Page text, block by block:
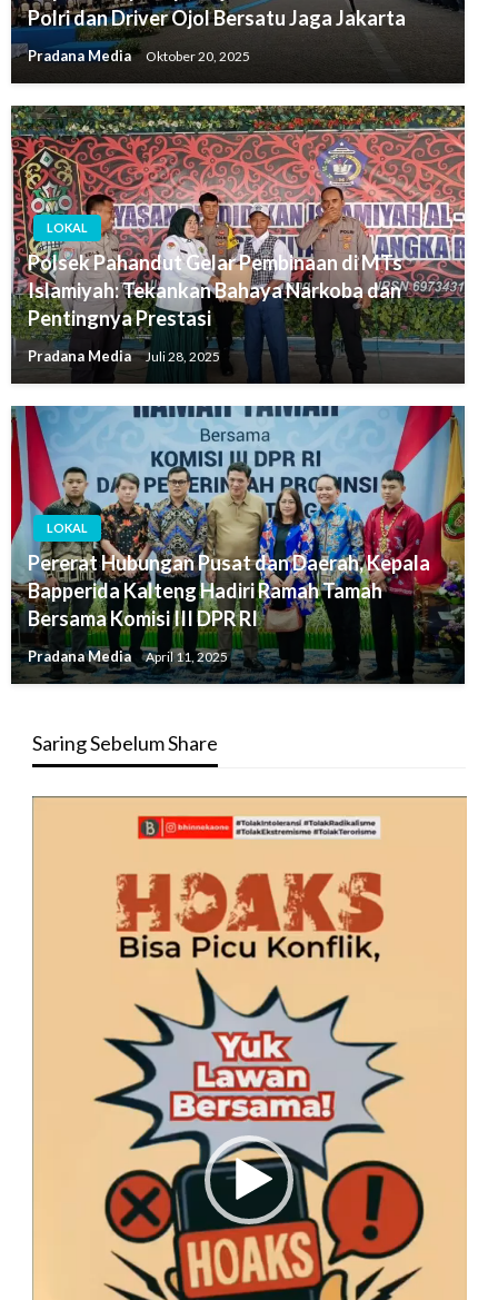
Polri dan Driver Ojol Bersatu Jaga Jakarta
Pradana Media Oktober 20, 2025
LOKAL
Polsek Pahandut Gelar Pembinaan di MTs
Islamiyah: Tekankan Bahaya Narkoba dan
Pentingnya Prestasi
Pradana Media Juli 28, 2025
LOKAL
Pererat Hubungan Pusat dan Daerah, Kepala
Bapperida Kalteng Hadiri Ramah Tamah
Bersama Komisi III DPR RI
Pradana Media April 11, 2025
Saring Sebelum Share